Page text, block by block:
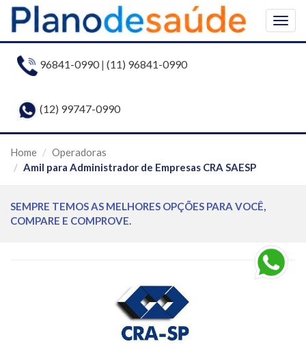
96841-0990| (11) 96841-0990
(12) 99747-0990
Home
Operadoras
Amil para Administrador de Empresas CRA SAESP
SEMPRE TEMOS AS MELHORES OPÇÕES PARA VOCÊ,
COMPARE E COMPROVE.